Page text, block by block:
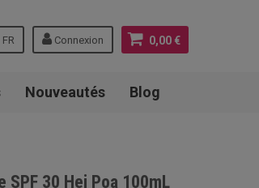
0,00 €
Connexion
FR
Nouveautés Blog
30 Hei Poa 100mL